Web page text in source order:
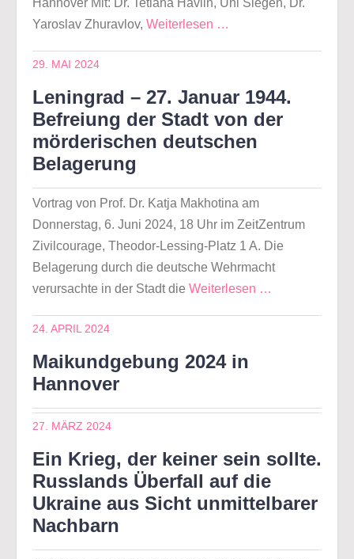
Yaroslav Zhuravlov, Weiterlesen …
29. MAI 2024
Leningrad – 27. Januar 1944.
Befreiung der Stadt von der
mörderischen deutschen
Belagerung
Vortrag von Prof. Dr. Katja Makhotina am
Donnerstag, 6. Juni 2024, 18 Uhr im ZeitZentrum
Zivilcourage, Theodor-Lessing-Platz 1 A. Die
Belagerung durch die deutsche Wehrmacht
verursachte in der Stadt die Weiterlesen …
24. APRIL 2024
Maikundgebung 2024 in
Hannover
27. MÄRZ 2024
Ein Krieg, der keiner sein sollte.
Russlands Überfall auf die
Ukraine aus Sicht unmittelbarer
Nachbarn